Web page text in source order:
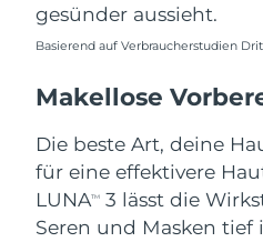
gesünder aussieht.
Basierend auf Verbraucherstudien
Makellose
Die beste Art, deine
für eine effektivere
LUNATM
3 lässt die
Seren und Masken tief